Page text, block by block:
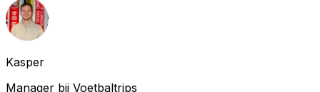
Kasper
Manager bij Voetbaltrips